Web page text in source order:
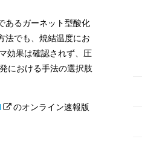
あるガーネット型酸化
法でも、焼結温度にお
効果は確認されず、圧
における手法の選択肢
のオンライン速報版